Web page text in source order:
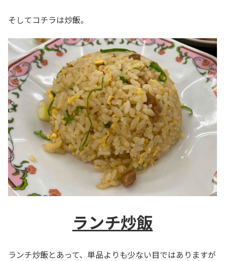
そしてコチラは炒飯。
ランチ炒飯
ランチ炒飯とあって、単品よりも少ない目ではありますが